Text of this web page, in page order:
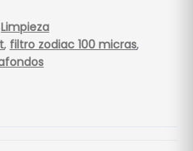
Limpieza
, filtro zodiac 100 micras,